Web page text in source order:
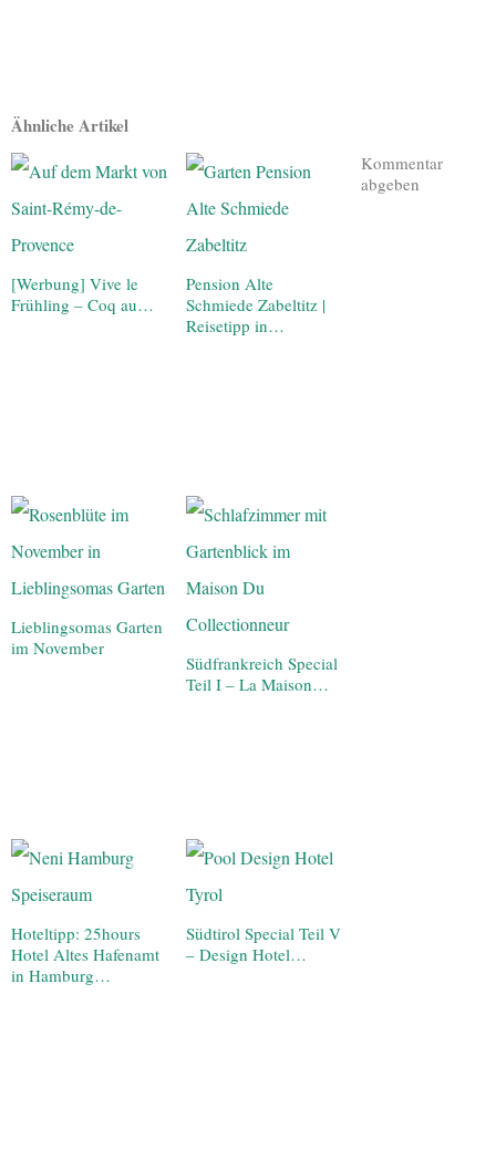
Ähnliche Artikel
[Werbung] Vive le
Frühling – Coq au…
Pension Alte
Schmiede Zabeltitz |
Reisetipp in…
Lieblingsomas Garten
im November
Südfrankreich Special
Teil I – La Maison…
Hoteltipp: 25hours
Hotel Altes Hafenamt
in Hamburg…
Südtirol Special Teil V
– Design Hotel…
Kommentar
abgeben